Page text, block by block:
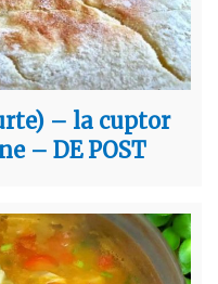
– la cuptor
– DE POST